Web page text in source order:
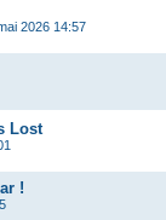
2026 14:57
Lost
!